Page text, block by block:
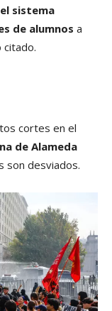
sistema
de alumnos a
citado.
cortes en el
de Alameda
son desviados.